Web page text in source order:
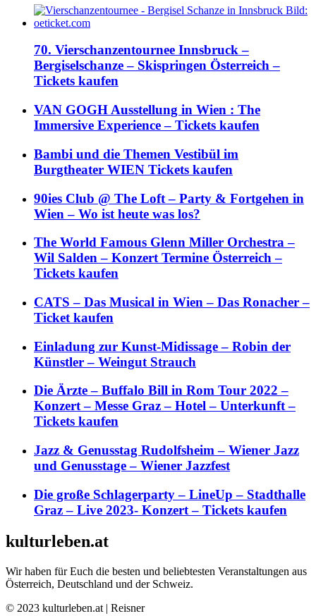
70. Vierschanzentournee Innsbruck –
Bergiselschanze – Skispringen Österreich –
Tickets kaufen
VAN GOGH Ausstellung in Wien : The
Immersive Experience – Tickets kaufen
Bambi und die Themen Vestibül im
Burgtheater WIEN Tickets kaufen
90ies Club @ The Loft – Party & Fortgehen in
Wien – Wo ist heute was los?
The World Famous Glenn Miller Orchestra –
Wil Salden – Konzert Termine Österreich –
Tickets kaufen
CATS – Das Musical in Wien – Das Ronacher –
Ticket kaufen
Einladung zur Kunst-Midissage – Robin der
Künstler – Weingut Strauch
Die Ärzte – Buffalo Bill in Rom Tour 2022 –
Konzert – Messe Graz – Hotel – Unterkunft –
Tickets kaufen
Jazz & Genusstag Rudolfsheim – Wiener Jazz
und Genusstage – Wiener Jazzfest
Die große Schlagerparty – LineUp – Stadthalle
Graz – Live 2023- Konzert – Tickets kaufen
kulturleben.at
Wir haben für Euch die besten und beliebtesten Veranstaltungen aus
Österreich, Deutschland und der Schweiz.
© 2023 kulturleben.at | Reisner